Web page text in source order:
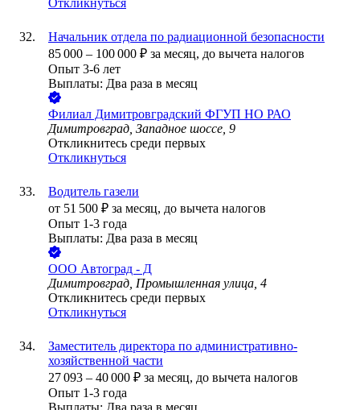
Откликнуться
Начальник отдела по радиационной безопасности
85 000 – 100 000 ₽ за месяц, до вычета налогов
Опыт 3-6 лет
Выплаты: Два раза в месяц
Филиал Димитровградский ФГУП НО РАО
Димитровград, Западное шоссе, 9
Откликнитесь среди первых
Откликнуться
Водитель газели
от 51 500 ₽ за месяц, до вычета налогов
Опыт 1-3 года
Выплаты: Два раза в месяц
ООО Автоград - Д
Димитровград, Промышленная улица, 4
Откликнитесь среди первых
Откликнуться
Заместитель директора по административно-
хозяйственной части
27 093 – 40 000 ₽ за месяц, до вычета налогов
Опыт 1-3 года